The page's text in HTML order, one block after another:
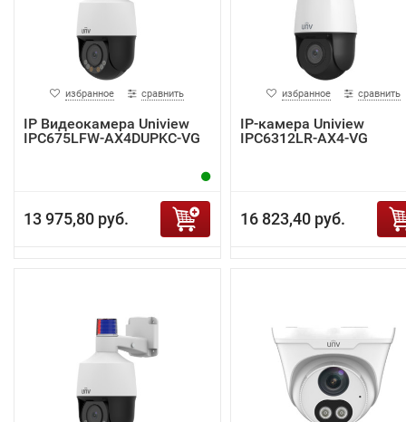
избранное сравнить
IP Видеокамера Uniview
IPC675LFW-AX4DUPKC-VG
13 975,80 руб.
избранное сравнить
IP-камера Uniview
IPC6312LR-AX4-VG
16 823,40 руб.